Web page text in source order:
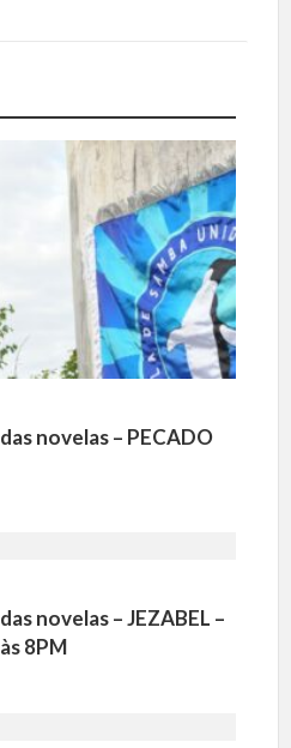
novelas – PECADO
novelas – JEZABEL –
8PM